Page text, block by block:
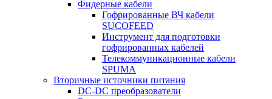
Фидерные кабели
Гофрированные ВЧ кабели
SUCOFEED
Инструмент для подготовки
гофрированных кабелей
Телекоммуникационные кабели
SPUMA
Вторичные источники питания
DC-DC преобразователи